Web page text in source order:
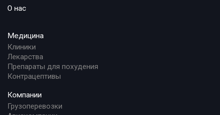
О нас
Медицина
Клиники
Лекарства
Препараты для похудения
Контрацептивы
Компании
Грузоперевозки